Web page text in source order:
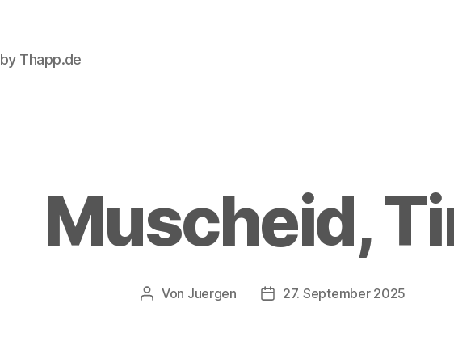
by Thapp.de
Muscheid,
Beitragsautor
Von Juergen Beitragsdatum
27. September 2025